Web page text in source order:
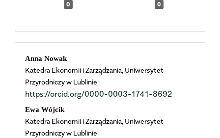
0 0
Main
Article
Content
Anna Nowak
Katedra Ekonomii i Zarządzania, Uniwersytet
Przyrodniczy w Lublinie
https://orcid.org/0000-0003-1741-8692
Ewa Wójcik
Katedra Ekonomii i Zarządzania, Uniwersytet
Przyrodniczy w Lublinie